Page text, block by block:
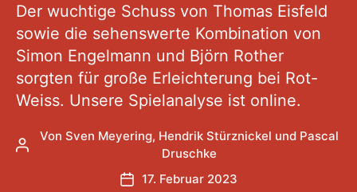
Der wuchtige Schuss von Thomas Eisfeld
sowie die sehenswerte Kombination von
Simon Engelmann und Björn Rother
sorgten für große Erleichterung bei Rot-
Weiss. Unsere Spielanalyse ist online.
Beitragsautor
Von Sven Meyering, Hendrik Stürznickel und Pascal
Druschke
Veröffentlichungsdatum
17. Februar 2023